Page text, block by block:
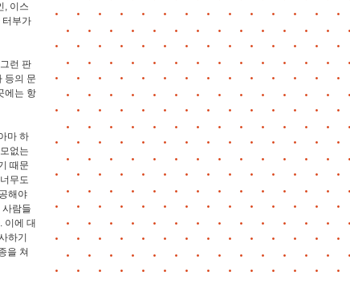
, 이스
터부가
런 판
등의 문
에는 항
마 하
없는
때문
무도
해야
람들
이에 대
하기
을 쳐